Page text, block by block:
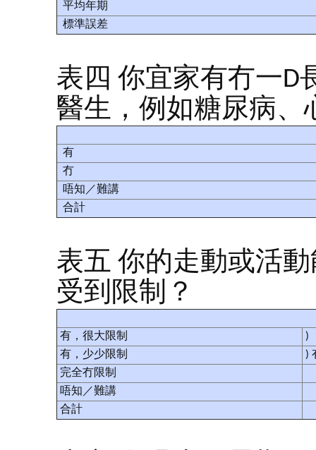
平均年期
標準誤差
表四 你宜家有冇一D
醫生，例如糖尿病、
有
冇
唔知／難講
合計
表五 你的走動或活
受到限制？
有，很大限制
)
有，少少限制
)
完全冇限制
唔知／難講
合計